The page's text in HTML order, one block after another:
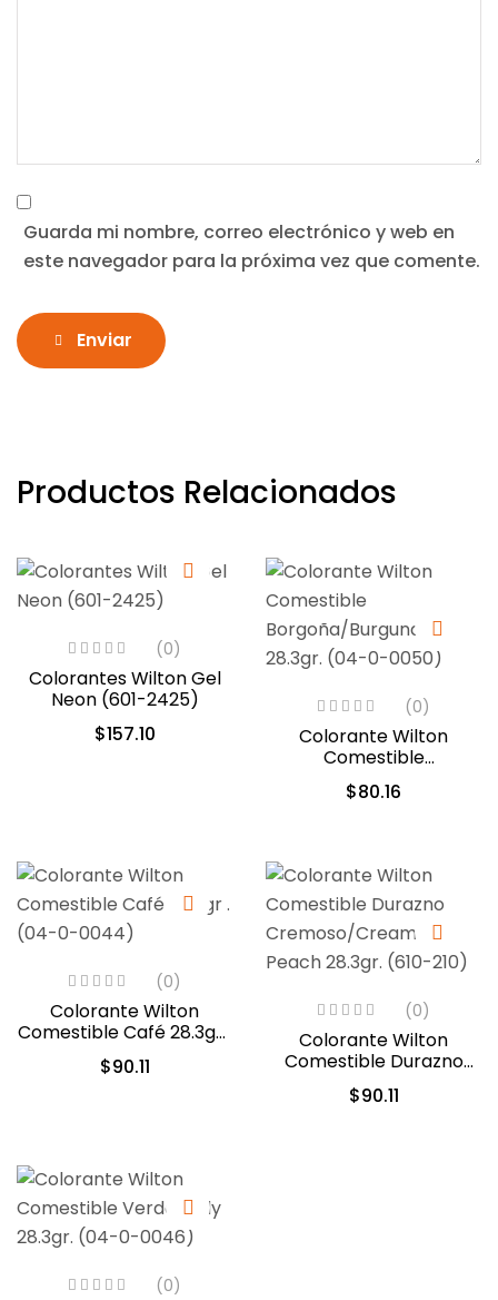
Guarda mi nombre, correo electrónico y web en
este navegador para la próxima vez que comente.
Enviar
Productos Relacionados
(0)
Colorantes Wilton Gel
Neon (601-2425)
$157.10
(0)
Colorante Wilton
Comestible
Borgoña/Burgundy
28.3gr. (04-0-0050)
$80.16
(0)
Colorante Wilton
Comestible Café 28.3gr .
(04-0-0044)
$90.11
(0)
Colorante Wilton
Comestible Durazno
Cremoso/Creamy
Peach 28.3gr. (610-210)
$90.11
(0)